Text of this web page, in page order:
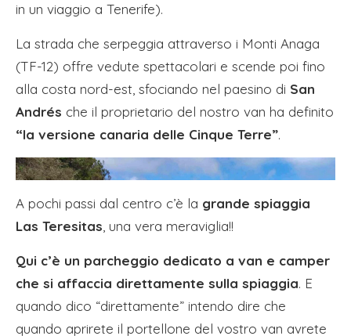
in un viaggio a Tenerife).
La strada che serpeggia attraverso i Monti Anaga
(TF-12) offre vedute spettacolari e scende poi fino
alla costa nord-est, sfociando nel paesino di San
Andrés che il proprietario del nostro van ha definito
“la versione canaria delle Cinque Terre”.
A pochi passi dal centro c’è la grande spiaggia
Las Teresitas , una vera meraviglia!!
Qui c’è un parcheggio dedicato a van e camper
che si affaccia direttamente sulla spiaggia. E
quando dico “direttamente” intendo dire che
quando aprirete il portellone del vostro van avrete